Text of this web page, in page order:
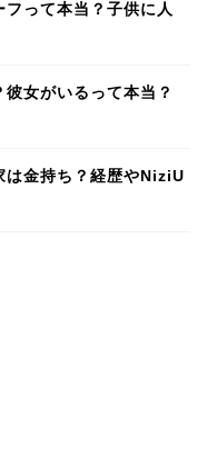
フって本当？子供に人
女がいるって本当？
は金持ち？経歴やNiziU